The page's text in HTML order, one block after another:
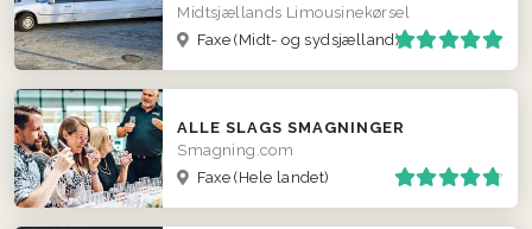
Midtsjællands Limousinekørsel
Faxe(Midt- og sydsjælland)
ALLE SLAGS SMAGNINGER
Smagning.com
Faxe(Hele landet)